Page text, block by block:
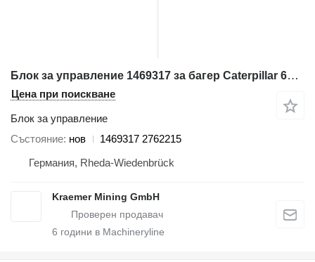
Блок за управление 1469317 за багер Caterpillar 6030; CAT6060; RH340; RH120
Цена при поискване
Блок за управление
Състояние нов
1469317 2762215
Германия, Rheda-Wiedenbrück
Kraemer Mining GmbH
6 години в Machineryline